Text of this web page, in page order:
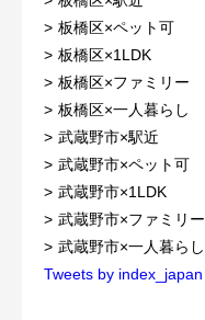
板橋区×ペット可
板橋区×1LDK
板橋区×ファミリー
板橋区×一人暮らし
武蔵野市×駅近
武蔵野市×ペット可
武蔵野市×1LDK
武蔵野市×ファミリー
武蔵野市×一人暮らし
Tweets by index_japan